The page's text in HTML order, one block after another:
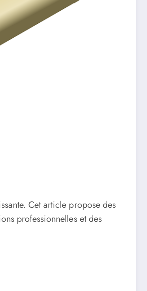
Cet article propose des
professionnelles et des